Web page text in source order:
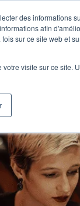
des informations
afin
sur ce site web et
visite sur ce site.
Le